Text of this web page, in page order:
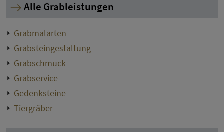
Alle Grableistungen
Grabmalarten
Grabsteingestaltung
Grabschmuck
Grabservice
Gedenksteine
Tiergräber